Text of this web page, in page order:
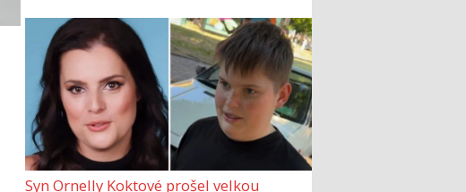
Syn Ornelly Koktové prošel velkou